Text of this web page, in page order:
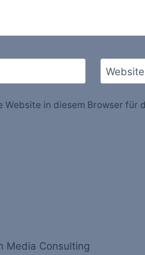
Website
Website in diesem Browser für
Media Consulting